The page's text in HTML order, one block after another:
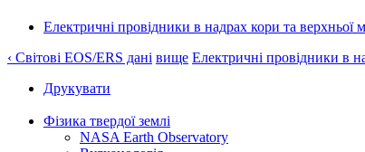
Електричні провідники в надрах кори та верхньої
‹ Світові EOS/ERS дані вище Електричні провідники в
Друкувати
Фізика твердої землі
NASA Earth Observatory